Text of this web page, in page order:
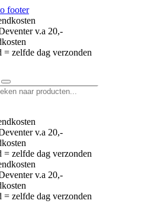
footer
v.a 20,-
= zelfde dag verzonden
v.a 20,-
= zelfde dag verzonden
v.a 20,-
= zelfde dag verzonden